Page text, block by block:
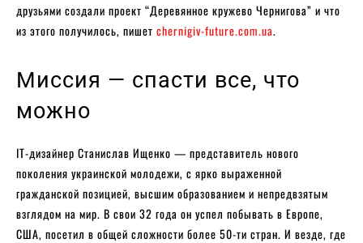
друзьями создали проект “Деревянное кружево Чернигова” и что
из этого получилось, пишет chernigiv-future.com.ua.
Миссия — спасти все, что
можно
IT-дизайнер Станислав Ищенко — представитель нового
поколения украинской молодежи, с ярко выраженной
гражданской позицией, высшим образованием и непредвзятым
взглядом на мир. В свои 32 года он успел побывать в Европе,
США, посетил в общей сложности более 50-ти стран. И везде, где